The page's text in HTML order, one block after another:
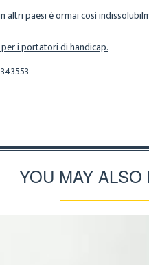
paesi è ormai così
i portatori di handicap.
YOU MAY ALSO